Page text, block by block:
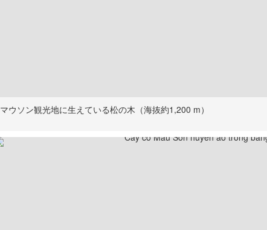
マウソン観光地に生えている松の木（海抜約1,200 m）